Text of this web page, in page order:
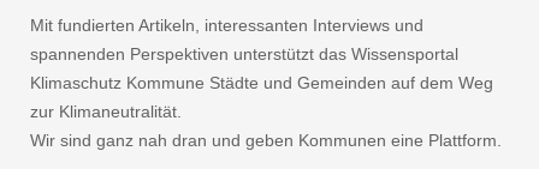
Mit fundierten Artikeln, interessanten Interviews und
spannenden Perspektiven unterstützt das Wissensportal
Klimaschutz Kommune Städte und Gemeinden auf dem Weg
zur Klimaneutralität.
Wir sind ganz nah dran und geben Kommunen eine Plattform.